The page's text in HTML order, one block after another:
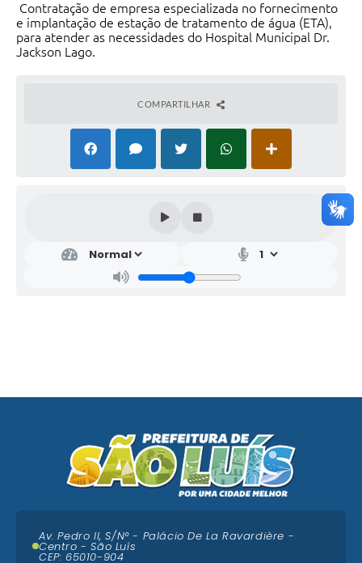
Contratação de empresa especializada no fornecimento
e implantação de estação de tratamento de água (ETA),
para atender as necessidades do Hospital Municipal Dr.
Jackson Lago.
COMPARTILHAR
Av. Pedro II, S/N° - Palácio De La Ravardière -
Centro - São Luís
CEP: 65010-904